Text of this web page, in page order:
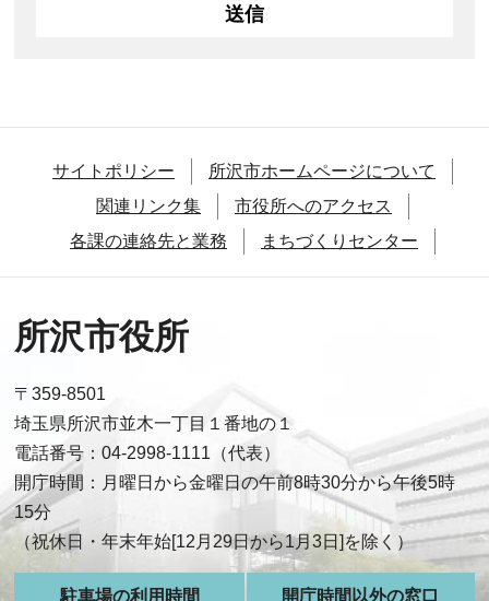
サイトポリシー
所沢市ホームページについて
関連リンク集
市役所へのアクセス
各課の連絡先と業務
まちづくりセンター
所沢市役所
〒359-8501
埼玉県所沢市並木一丁目１番地の１
電話番号：04-2998-1111（代表）
開庁時間：月曜日から金曜日の午前8時30分から午後5時
15分
（祝休日・年末年始[12月29日から1月3日]を除く）
駐車場の利用時間 開庁時間以外の窓口